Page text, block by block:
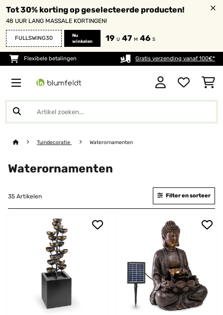
Tot 30% korting op geselecteerde producten!
48 UUR LANG MASSALE KORTINGEN!
FULLSWING30
Nu
winkelen
19 U 47 M 45 S
Flexibele betalingen Gratis verzending vanaf 100€*
Tuindecoratie Waterornamenten
Waterornamenten
35 Artikelen Filter en sorteer